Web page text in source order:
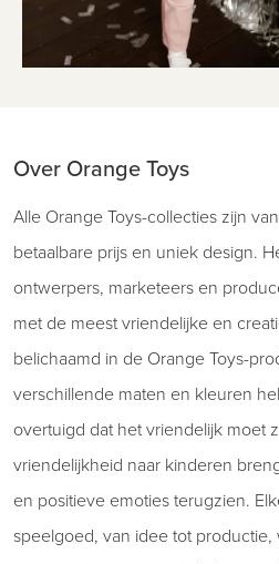
Over Orange Toys
Alle Orange Toys-collecties zijn
betaalbare prijs en uniek design.
ontwerpers, marketeers en
met de meest vriendelijke en
belichaamd in de Orange Toys-
verschillende maten en kleuren
overtuigd dat het vriendelijk moet
vriendelijkheid naar kinderen
en positieve emoties terugzien.
speelgoed, van idee tot